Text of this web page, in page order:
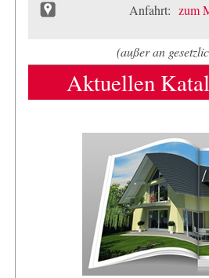
Anfahrt: zum
(außer an
Aktuellen